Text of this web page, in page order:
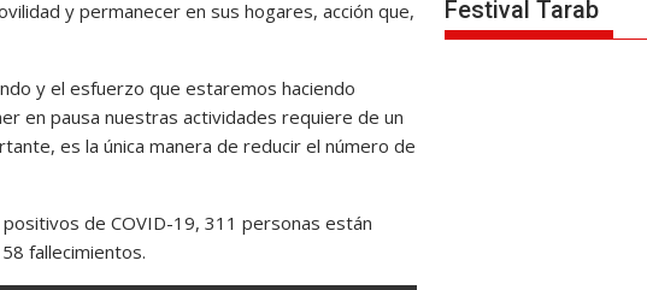
y permanecer en sus hogares, acción que,
y el esfuerzo que estaremos haciendo
en pausa nuestras actividades requiere de un
es la única manera de reducir el número de
de COVID-19, 311 personas están
fallecimientos.
Festival Tarab